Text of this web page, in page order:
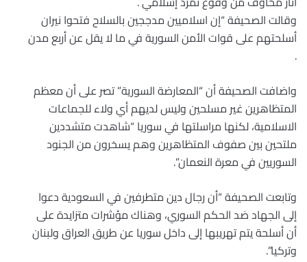
وقالت الصحيفة “إن اسلاميين مدججين بالسلاح فتحوا نيران
أسلحتهم على قوات الأمن السورية في ما لا يقل عن أربع مدن
.
واضافت الصحيفة أن “المعارضة السورية” تصر على أن معظم
المتظاهرين غير مسلحين وليس لديهم أي ولاء للجماعات
الاسلامية، لكنها مراسلتها في سوريا “شاهدت متشددين
ملتحين بين صفوف المتظاهرين وهم يسخرون من الجنود
السوريين في معرة النعمان”.
وتابعت الصحيفة “أن رجال دين متطرفين في السعودية دعوا
إلى الجهاد ضد الحكم السوري، وهناك مؤشرات متزايدة على
أن أسلحة يتم تهريبها إلى داخل سوريا عن طريق العراق ولبنان
وتركيا”.